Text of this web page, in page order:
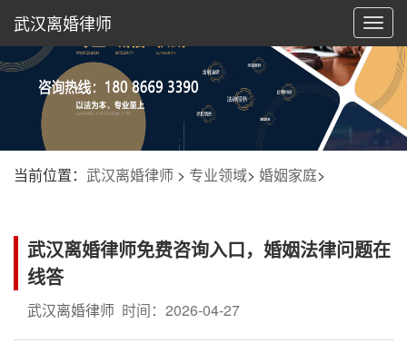
切
换
航
武汉离婚律师
当前位置： 武汉离婚律师 > 专业领域> 婚姻家庭>
武汉离婚律师免费咨询入口，婚姻法律问题在
线答
武汉离婚律师 时间：2026-04-27